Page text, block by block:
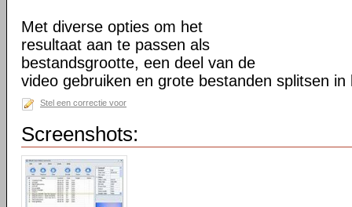
Met diverse opties om het
resultaat aan te passen als
bestandsgrootte, een deel van de
video gebruiken en grote bestanden splitsen in
Stel een correctie voor
Screenshots: